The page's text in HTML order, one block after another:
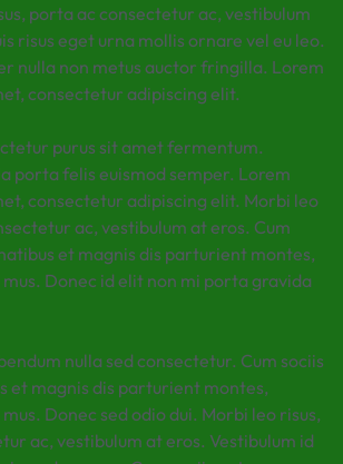
porta ac consectetur ac, vestibulum
risus eget urna mollis ornare vel eu leo.
nulla non metus auctor fringilla. Lorem
consectetur adipiscing elit.
purus sit amet fermentum.
porta felis euismod semper. Lorem
consectetur adipiscing elit. Morbi leo
ac, vestibulum at eros. Cum
et magnis dis parturient montes,
Donec id elit non mi porta gravida
nulla sed consectetur. Cum sociis
et magnis dis parturient montes,
Donec sed odio dui. Morbi leo risus,
ac, vestibulum at eros. Vestibulum id